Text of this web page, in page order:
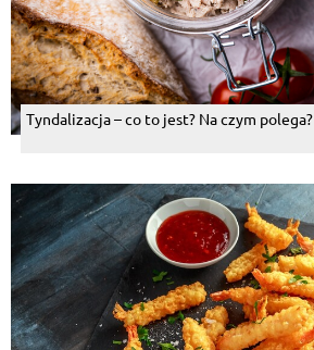
Tyndalizacja – co to jest? Na czym polega?